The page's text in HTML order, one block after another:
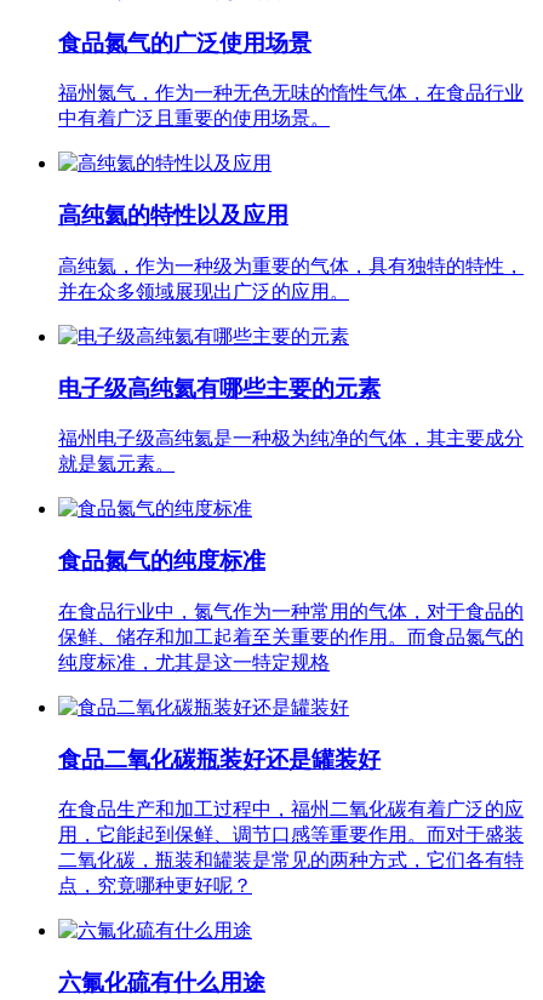
食品氮气的广泛使用场景
福州氮气，作为一种无色无味的惰性气体，在食品行业
中有着广泛且重要的使用场景。
高纯氦的特性以及应用
高纯氦，作为一种级为重要的气体，具有独特的特性，
并在众多领域展现出广泛的应用。
电子级高纯氦有哪些主要的元素
福州电子级高纯氦是一种极为纯净的气体，其主要成分
就是氦元素。
食品氮气的纯度标准
在食品行业中，氮气作为一种常用的气体，对于食品的
保鲜、储存和加工起着至关重要的作用。而食品氮气的
纯度标准，尤其是这一特定规格
食品二氧化碳瓶装好还是罐装好
在食品生产和加工过程中，福州二氧化碳有着广泛的应
用，它能起到保鲜、调节口感等重要作用。而对于盛装
二氧化碳，瓶装和罐装是常见的两种方式，它们各有特
点，究竟哪种更好呢？
六氟化硫有什么用途